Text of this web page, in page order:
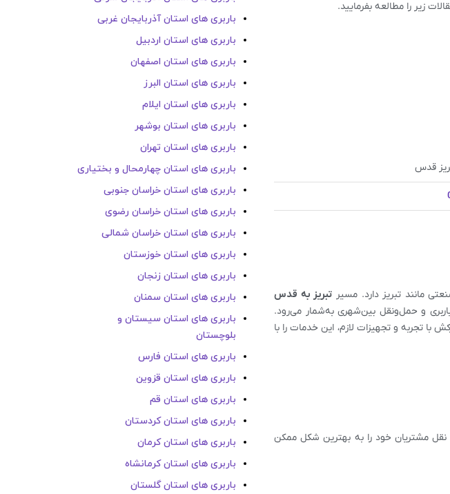
زیر را مطالعه بفرمایید.
قدس
مانند تبریز دارد. مسیر تبریز به قدس
و حمل‌ونقل بین‌شهری به‌شمار می‌رود.
با تجربه و تجهیزات لازم، این خدمات را با
نقل مشتریان خود را به بهترین شکل ممکن
باربری های استان آذربایجان غربی
باربری های استان اردبیل
باربری های استان اصفهان
باربری های استان البرز
باربری های استان ایلام
باربری های استان بوشهر
باربری های استان تهران
باربری های استان چهارمحال و بختیاری
باربری های استان خراسان جنوبی
باربری های استان خراسان رضوی
باربری های استان خراسان شمالی
باربری های استان خوزستان
باربری های استان زنجان
باربری های استان سمنان
باربری های استان سیستان و
بلوچستان
باربری های استان فارس
باربری های استان قزوین
باربری های استان قم
باربری های استان کردستان
باربری های استان کرمان
باربری های استان کرمانشاه
باربری های استان گلستان